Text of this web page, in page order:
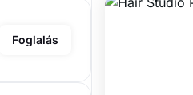
Foglalás